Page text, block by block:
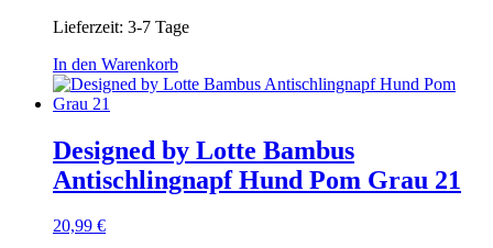
Lieferzeit: 3-7 Tage
In den Warenkorb
Designed by Lotte Bambus
Antischlingnapf Hund Pom Grau 21
20,99 €